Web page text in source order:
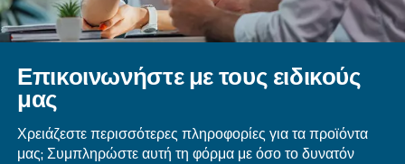
Εάν θέλετε να μάθετε περισσότερα σχετικά με
βελτίωσης της ενεργειακής απόδοσης του
ειδικούς μας σήμερα!